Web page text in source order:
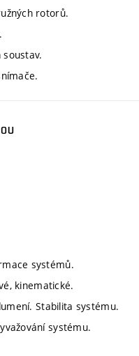
rotorů.
soustav.
systémů.
kinematické.
Stabilita systému.
systému.